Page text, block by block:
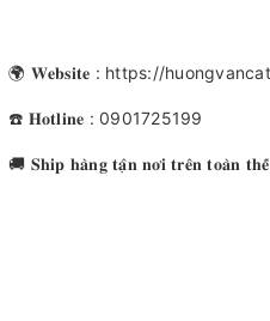
🌍 𝐖𝐞𝐛𝐬𝐢𝐭𝐞 : https://
☎️ 𝐇𝐨𝐭𝐥𝐢𝐧𝐞 : 0901725199
🚚 𝐒𝐡𝐢𝐩 𝐡𝐚̀𝐧𝐠 𝐭𝐚̣̂𝐧 𝐧𝐨̛𝐢 𝐭𝐫𝐞̂𝐧 𝐭𝐨𝐚̀𝐧 𝐭𝐡𝐞̂́